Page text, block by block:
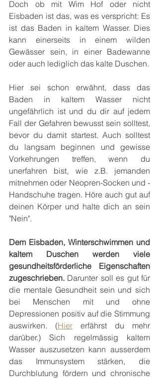
Doch ob mit Wim Hof oder nicht
Eisbaden ist das, was es verspricht: Es
ist das Baden in kaltem Wasser. Dies
kann einerseits in einem wilden
Gewässer sein, in einer Badewanne
Hier sei schon erwähnt, dass das
Baden in kaltem Wasser nicht
ungefährlich ist und du dir auf jedem
Fall der Gefahren bewusst sein solltest,
bevor du damit startest. Auch solltest
du langsam beginnen und gewisse
Vorkehrungen treffen, wenn du
unerfahren bist, wie z.B. jemanden
mitnehmen oder Neopren-Socken und -
Handschuhe tragen. Höre auch gut auf
deinen Körper und halte dich an sein
"Nein".
Dem Eisbaden, Winterschwimmen und
kaltem Duschen werden viele
gesundheitsförderliche Eigenschaften
zugeschrieben. Darunter soll es gut für
die mentale Gesundheit sein und sich
bei Menschen mit und ohne
Depressionen positiv auf die Stimmung
auswirken. (Hier erfährst du mehr
darüber.) Sich regelmässig kaltem
Wasser auszusetzen kann ausserdem
das Immunsystem stärken, die
Durchblutung fördern und chronische